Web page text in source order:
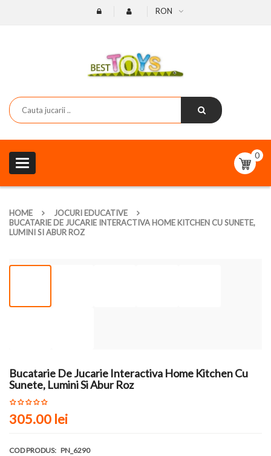
RON
Toggle
navigation
0
HOME
JOCURI EDUCATIVE
BUCATARIE DE JUCARIE INTERACTIVA HOME KITCHEN CU SUNETE,
LUMINI SI ABUR ROZ
Bucatarie De Jucarie Interactiva Home Kitchen Cu
Sunete, Lumini Si Abur Roz
305.00 lei
COD PRODUS: PN_6290